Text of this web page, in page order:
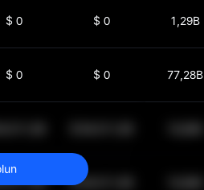
$ 0 $ 0 1,29B
$ 0 $ 0 77,28B
$64.011,99